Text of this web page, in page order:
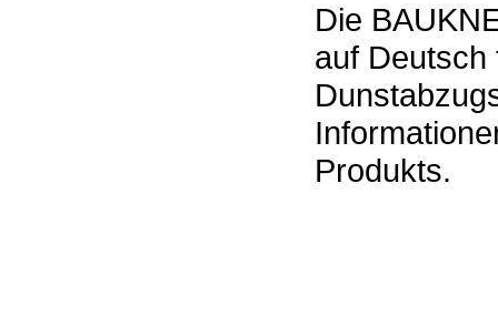
Die
auf Deutsch
Produkts.